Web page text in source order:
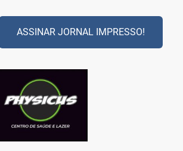
ASSINAR JORNAL IMPRESSO!